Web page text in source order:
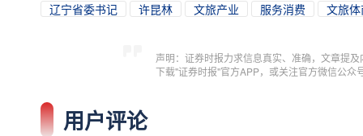
辽宁省委书记 许昆林 文旅产业 服务消费 文旅
声明：证券时报力求信息真实、准确，文章提
下载"证券时报"官方APP，或关注官方微信公
用户评论